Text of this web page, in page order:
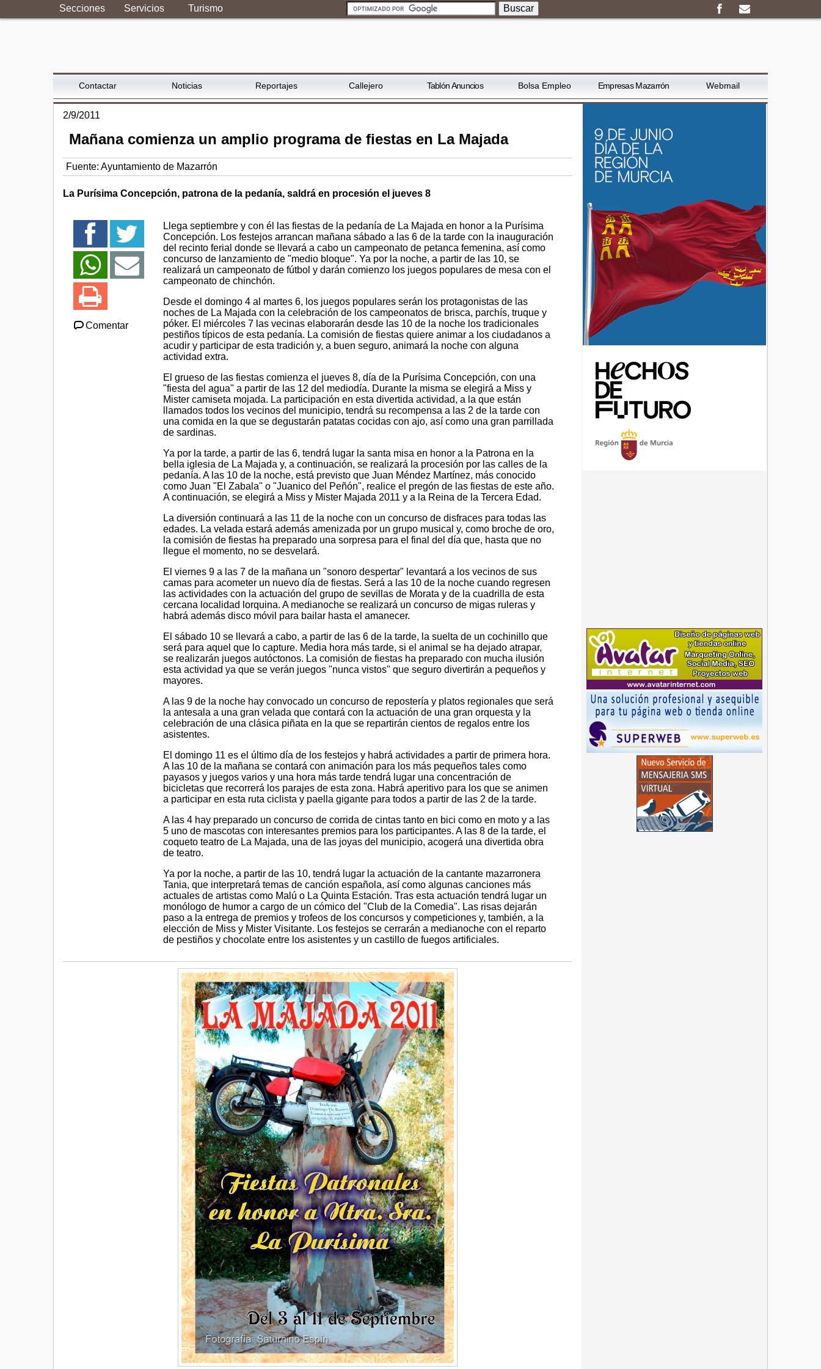
Secciones Servicios Turismo
Contactar Noticias Reportajes Callejero Tablón Anuncios Bolsa Empleo Empresas Mazarrón Webmail
2/9/2011
Mañana comienza un amplio programa de fiestas en La Majada
Fuente: Ayuntamiento de Mazarrón
La Purísima Concepción, patrona de la pedanía, saldrá en procesión el jueves 8
Comentar
Llega septiembre y con él las fiestas de la pedanía de La Majada en honor a la Purísima
Concepción. Los festejos arrancan mañana sábado a las 6 de la tarde con la inauguración
del recinto ferial donde se llevará a cabo un campeonato de petanca femenina, así como
concurso de lanzamiento de "medio bloque". Ya por la noche, a partir de las 10, se
realizará un campeonato de fútbol y darán comienzo los juegos populares de mesa con el
campeonato de chinchón.
Desde el domingo 4 al martes 6, los juegos populares serán los protagonistas de las
noches de La Majada con la celebración de los campeonatos de brisca, parchís, truque y
póker. El miércoles 7 las vecinas elaborarán desde las 10 de la noche los tradicionales
pestiños típicos de esta pedanía. La comisión de fiestas quiere animar a los ciudadanos a
acudir y participar de esta tradición y, a buen seguro, animará la noche con alguna
actividad extra.
El grueso de las fiestas comienza el jueves 8, día de la Purísima Concepción, con una
"fiesta del agua" a partir de las 12 del mediodía. Durante la misma se elegirá a Miss y
Mister camiseta mojada. La participación en esta divertida actividad, a la que están
llamados todos los vecinos del municipio, tendrá su recompensa a las 2 de la tarde con
una comida en la que se degustarán patatas cocidas con ajo, así como una gran parrillada
de sardinas.
Ya por la tarde, a partir de las 6, tendrá lugar la santa misa en honor a la Patrona en la
bella iglesia de La Majada y, a continuación, se realizará la procesión por las calles de la
pedanía. A las 10 de la noche, está previsto que Juan Méndez Martínez, más conocido
como Juan "El Zabala" o "Juanico del Peñón", realice el pregón de las fiestas de este año.
A continuación, se elegirá a Miss y Mister Majada 2011 y a la Reina de la Tercera Edad.
La diversión continuará a las 11 de la noche con un concurso de disfraces para todas las
edades. La velada estará además amenizada por un grupo musical y, como broche de oro,
la comisión de fiestas ha preparado una sorpresa para el final del día que, hasta que no
llegue el momento, no se desvelará.
El viernes 9 a las 7 de la mañana un "sonoro despertar" levantará a los vecinos de sus
camas para acometer un nuevo día de fiestas. Será a las 10 de la noche cuando regresen
las actividades con la actuación del grupo de sevillas de Morata y de la cuadrilla de esta
cercana localidad lorquina. A medianoche se realizará un concurso de migas ruleras y
habrá además disco móvil para bailar hasta el amanecer.
El sábado 10 se llevará a cabo, a partir de las 6 de la tarde, la suelta de un cochinillo que
será para aquel que lo capture. Media hora más tarde, si el animal se ha dejado atrapar,
se realizarán juegos autóctonos. La comisión de fiestas ha preparado con mucha ilusión
esta actividad ya que se verán juegos "nunca vistos" que seguro divertirán a pequeños y
mayores.
A las 9 de la noche hay convocado un concurso de repostería y platos regionales que será
la antesala a una gran velada que contará con la actuación de una gran orquesta y la
celebración de una clásica piñata en la que se repartirán cientos de regalos entre los
asistentes.
El domingo 11 es el último día de los festejos y habrá actividades a partir de primera hora.
A las 10 de la mañana se contará con animación para los más pequeños tales como
payasos y juegos varios y una hora más tarde tendrá lugar una concentración de
bicicletas que recorrerá los parajes de esta zona. Habrá aperitivo para los que se animen
a participar en esta ruta ciclista y paella gigante para todos a partir de las 2 de la tarde.
A las 4 hay preparado un concurso de corrida de cintas tanto en bici como en moto y a las
5 uno de mascotas con interesantes premios para los participantes. A las 8 de la tarde, el
coqueto teatro de La Majada, una de las joyas del municipio, acogerá una divertida obra
de teatro.
Ya por la noche, a partir de las 10, tendrá lugar la actuación de la cantante mazarronera
Tania, que interpretará temas de canción española, así como algunas canciones más
actuales de artistas como Malú o La Quinta Estación. Tras esta actuación tendrá lugar un
monólogo de humor a cargo de un cómico del "Club de la Comedia". Las risas dejarán
paso a la entrega de premios y trofeos de los concursos y competiciones y, también, a la
elección de Miss y Mister Visitante. Los festejos se cerrarán a medianoche con el reparto
de pestiños y chocolate entre los asistentes y un castillo de fuegos artificiales.